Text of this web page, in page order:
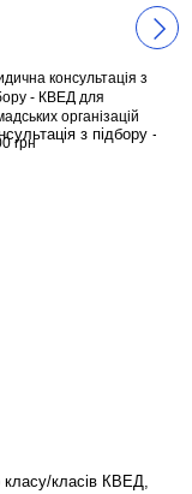
консультація з
- КВЕД для
організацій
грн
класу/класів КВЕД,